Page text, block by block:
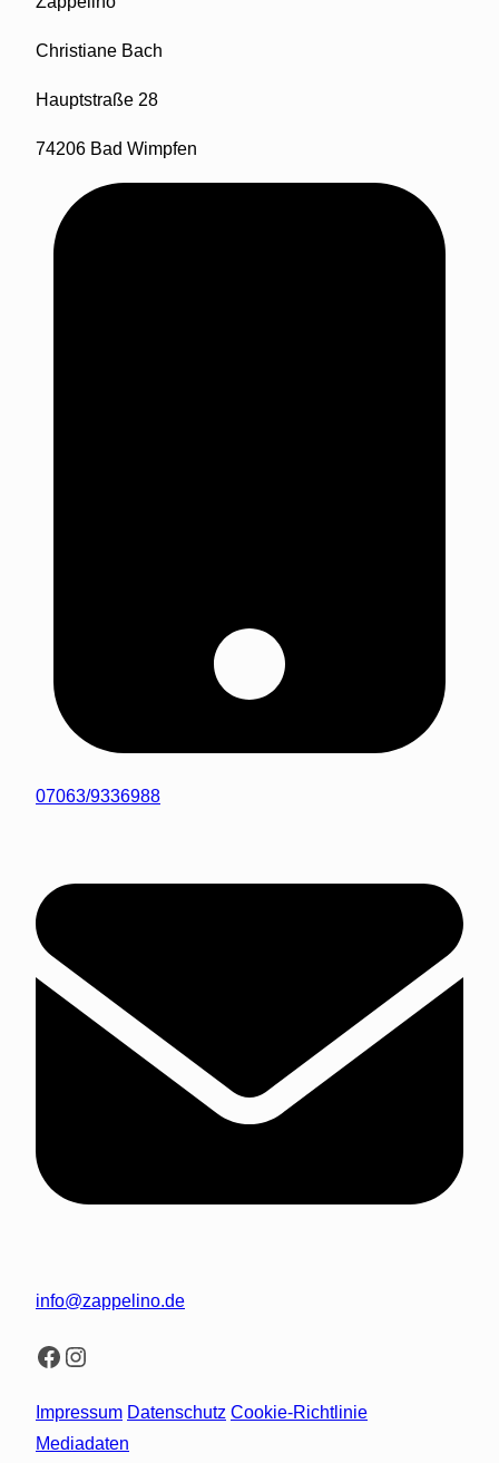
Christiane Bach
Hauptstraße 28
74206 Bad Wimpfen
07063/9336988
info@zappelino.de
Facebook
Instagram
Impressum Datenschutz Cookie-Richtlinie
Mediadaten